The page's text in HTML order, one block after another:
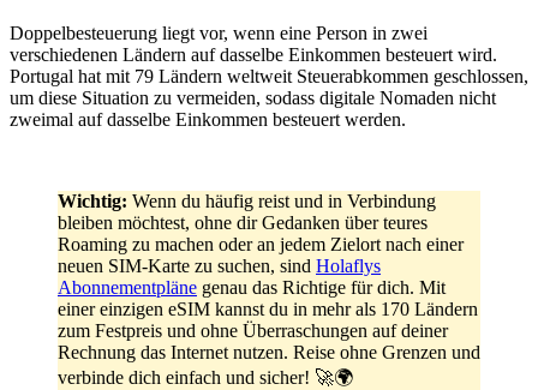
Doppelbesteuerung liegt vor, wenn eine Person in zwei
verschiedenen Ländern auf dasselbe Einkommen besteuert wird.
Portugal hat mit 79 Ländern weltweit Steuerabkommen geschlossen,
um diese Situation zu vermeiden, sodass digitale Nomaden nicht
zweimal auf dasselbe Einkommen besteuert werden.
Wichtig: Wenn du häufig reist und in Verbindung
bleiben möchtest, ohne dir Gedanken über teures
Roaming zu machen oder an jedem Zielort nach einer
neuen SIM-Karte zu suchen, sind Holaflys
Abonnementpläne genau das Richtige für dich. Mit
einer einzigen eSIM kannst du in mehr als 170 Ländern
zum Festpreis und ohne Überraschungen auf deiner
Rechnung das Internet nutzen. Reise ohne Grenzen und
verbinde dich einfach und sicher! 🚀🌍